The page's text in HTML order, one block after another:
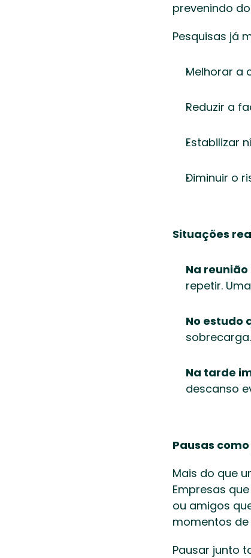
prevenindo
Pesquisas já
Melhorar a
Reduzir a
Estabilizar
Diminuir o
Situações
Na
repetir.
No estudo
Na tarde
descanso
Pausas
Mais do que
Empresas
ou amigos
momentos
Pausar junto